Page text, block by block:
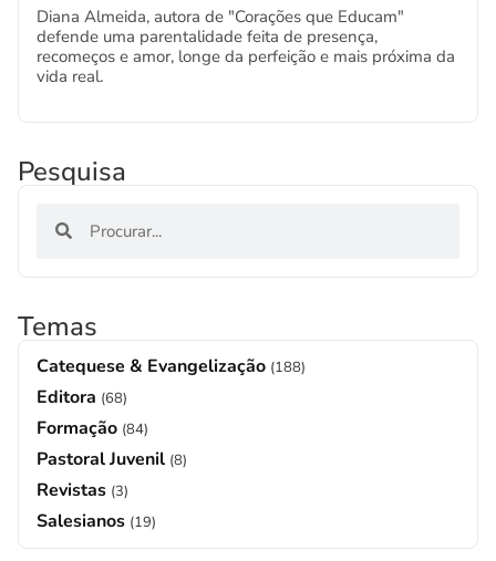
Diana Almeida, autora de "Corações que Educam"
defende uma parentalidade feita de presença,
recomeços e amor, longe da perfeição e mais próxima da
vida real.
Pesquisa
Temas
Catequese & Evangelização (188)
Editora (68)
Formação (84)
Pastoral Juvenil (8)
Revistas (3)
Salesianos (19)